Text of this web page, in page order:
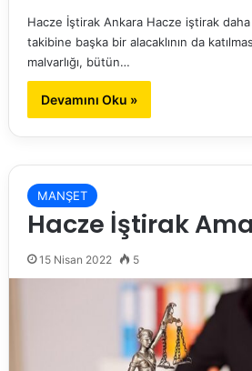
Hacze İştirak Ankara Hacze iştirak daha
takibine başka bir alacaklının da
malvarlığı, bütün…
Devamını Oku »
MANŞET
Hacze İştirak
15 Nisan 2022 5